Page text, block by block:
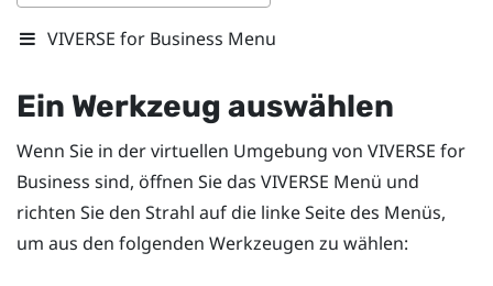
VIVERSE for Business Menu
Ein Werkzeug auswählen
Wenn Sie in der virtuellen Umgebung von VIVERSE for
Business sind, öffnen Sie das VIVERSE Menü und
richten Sie den Strahl auf die linke Seite des Menüs,
um aus den folgenden Werkzeugen zu wählen: